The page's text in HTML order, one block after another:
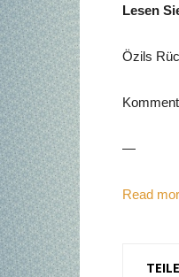
Lesen
Özils
—
Read